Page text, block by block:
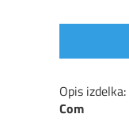
Opis izdelka:
Com